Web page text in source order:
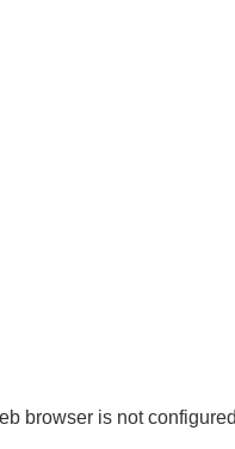
browser is not